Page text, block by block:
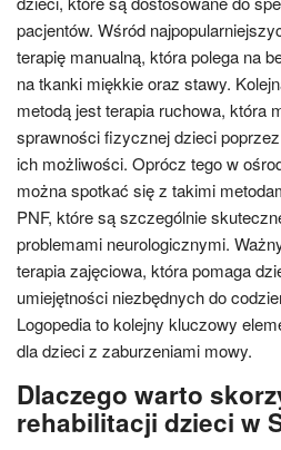
pacjentów. Wśród
terapię manualną, która polega na
na tkanki miękkie oraz stawy.
metodą jest terapia ruchowa, która
sprawności fizycznej dzieci
ich możliwości. Oprócz tego w
można spotkać się z takimi
PNF, które są szczególnie
problemami neurologicznymi.
terapia zajęciowa, która pomaga
umiejętności niezbędnych do
Logopedia to kolejny kluczowy
dla dzieci z zaburzeniami mowy.
Dlaczego warto
rehabilitacji dzieci w